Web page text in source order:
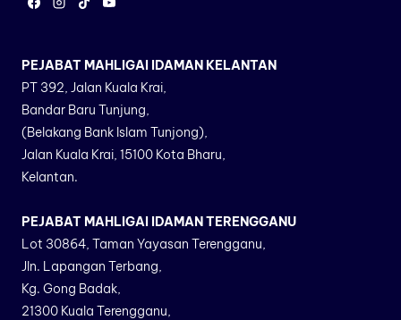
PEJABAT MAHLIGAI IDAMAN KELANTAN
PT 392, Jalan Kuala Krai,
Bandar Baru Tunjung,
(Belakang Bank Islam Tunjong),
Jalan Kuala Krai, 15100 Kota Bharu,
Kelantan.
PEJABAT MAHLIGAI IDAMAN TERENGGANU
Lot 30864, Taman Yayasan Terengganu,
Jln. Lapangan Terbang,
Kg. Gong Badak,
21300 Kuala Terengganu,